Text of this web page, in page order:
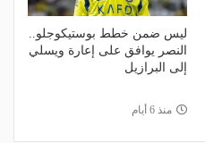
ليس ضمن خطط بوستيكوجلو..
النصر يوافق على إعارة ويسلي
إلى البرازيل
منذ 6 أيام